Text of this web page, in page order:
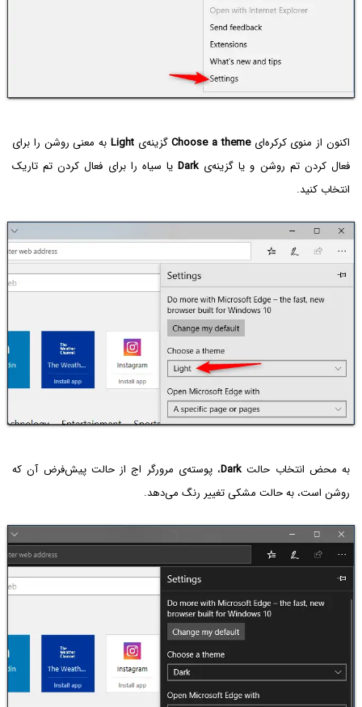
اکنون از منوی کرکره‌ایChoose a themeگزینه‌یLight به معنی روشن را برای
فعال کردن تم روشن و یا گزینه‌ی Darkیا سیاه را برای فعال کردن تم تاریک
انتخاب کنید.
به محض انتخاب حالت Dark، پوسته‌ی مرورگر اج از حالت پیش‌فرض آن که
روشن است، به حالت مشکی تغییر رنگ می‌دهد.